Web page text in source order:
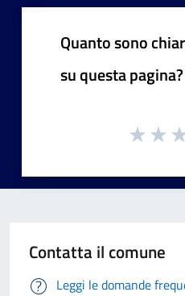
Quanto sono
su questa pagina?
Contatta il comune
Leggi le domande